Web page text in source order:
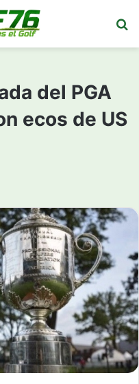
del PGA
ecos de US